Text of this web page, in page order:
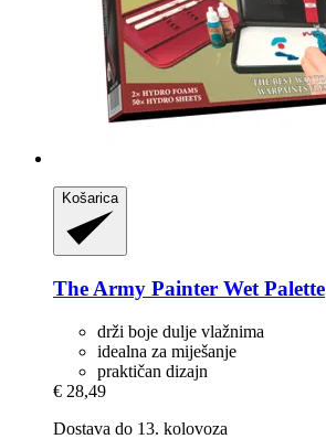
Košarica
The Army Painter Wet Palette
drži boje dulje vlažnima
idealna za miješanje
praktičan dizajn
€ 28,49
Dostava do 13. kolovoza